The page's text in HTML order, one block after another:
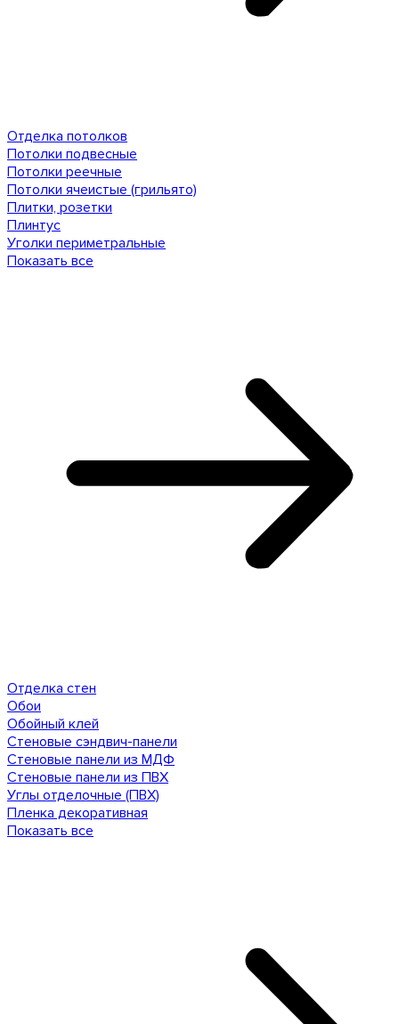
Отделка потолков
Потолки подвесные
Потолки реечные
Потолки ячеистые (грильято)
Плитки, розетки
Плинтус
Уголки периметральные
Показать все
Отделка стен
Обои
Обойный клей
Стеновые сэндвич-панели
Стеновые панели из МДФ
Стеновые панели из ПВХ
Углы отделочные (ПВХ)
Пленка декоративная
Показать все